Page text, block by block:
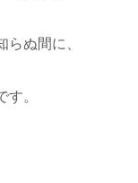
ぬ間に、
。